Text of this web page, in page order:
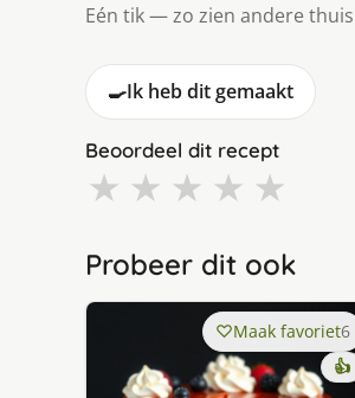
Eén tik — zo zien andere
🍳Ik heb dit gemaakt
Beoordeel dit recept
★ ★ ★ ★ ★
Probeer dit ook
Maak favoriet6
👍